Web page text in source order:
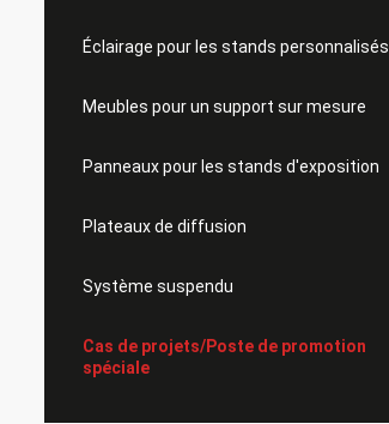
Éclairage pour les stands personnalisés
Meubles pour un support sur mesure
Panneaux pour les stands d'exposition
Plateaux de diffusion
Système suspendu
Cas de projets/Poste de promotion
spéciale